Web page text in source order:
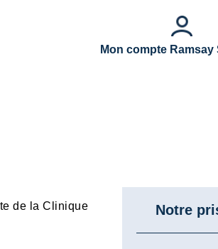
Mon compte Ramsay
de la Clinique
Notre